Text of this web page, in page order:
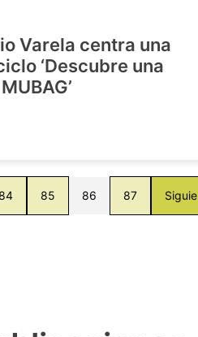
Varela centra una
‘Descubre una
84 85 86 87